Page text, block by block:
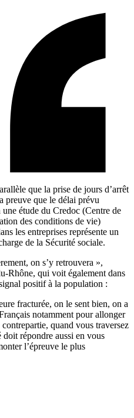
que la prise de jours d’arrêt
preuve que le délai prévu
étude du Credoc (Centre de
des conditions de vie)
les entreprises représente un
de la Sécurité sociale.
on s’y retrouvera »,
Rhône, qui voit également dans
positif à la population :
fracturée, on le sent bien, on a
notamment pour allonger
quand vous traversez
répondre aussi en vous
l’épreuve le plus